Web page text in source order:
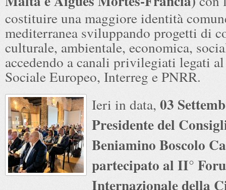
costituire una maggiore identità
mediterranea sviluppando progetti di
culturale, ambientale, economica,
accedendo a canali privilegiati legati
Sociale Europeo, Interreg e PNRR.
Ieri in data, 03
Presidente del
Beniamino Boscolo
partecipato al II°
Internazionale della